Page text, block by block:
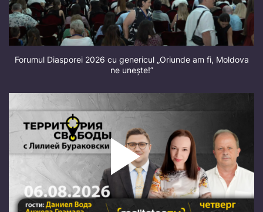
Forumul Diasporei 2026 cu genericul „Oriunde am fi, Moldova
ne unește!”